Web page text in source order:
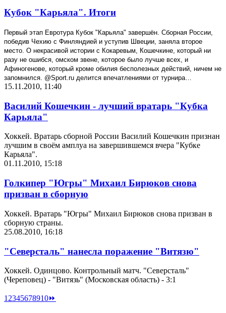
Кубок "Карьяла". Итоги
Первый этап Евротура Кубок "Карьяла" завершён. Сборная России,
победив Чехию с Финляндией и уступив Швеции, заняла второе
место. О некрасивой истории с Кокаревым, Кошечкине, который ни
разу не ошибся, омском звене, которое было лучше всех, и
Афиногенове, который кроме обилия бесполезных действий, ничем не
запомнился. @Sport ru делится впечатлениями от турнира…
15.11.2010, 11:40
Василий Кошечкин - лучший вратарь "Кубка
Карьяла"
Хоккей. Вратарь сборной России Василий Кошечкин признан
лучшим в своём амплуа на завершившемся вчера "Кубке
Карьяла".
01.11.2010, 15:18
Голкипер "Югры" Михаил Бирюков снова
призван в сборную
Хоккей. Вратарь "Югры" Михаил Бирюков снова призван в
сборную страны.
25.08.2010, 16:18
"Северсталь" нанесла поражение "Витязю"
Хоккей. Одинцово. Контрольный матч. "Северсталь"
(Череповец) - "Витязь" (Московская область) - 3:1
1 2345678910⏩